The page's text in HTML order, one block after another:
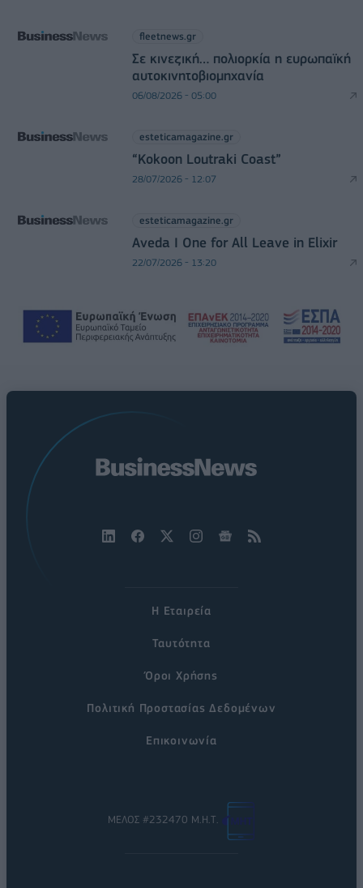
fleetnews.gr
Σε κινεζική… πολιορκία η ευρωπαϊκή
αυτοκινητοβιομηχανία
06/08/2026 - 05:00
esteticamagazine.gr
“Kokoon Loutraki Coast”
28/07/2026 - 12:07
esteticamagazine.gr
Aveda I One for All Leave in Elixir
22/07/2026 - 13:20
Η Εταιρεία
Ταυτότητα
Όροι Χρήσης
Πολιτική Προστασίας Δεδομένων
Επικοινωνία
ΜΕΛΟΣ #232470 Μ.Η.Τ.